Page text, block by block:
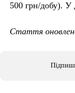
500 грн/добу). У
Стаття